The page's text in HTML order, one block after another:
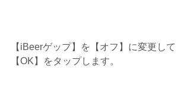
【iBeerゲップ】を【オフ】に変更して
【OK】をタップします。